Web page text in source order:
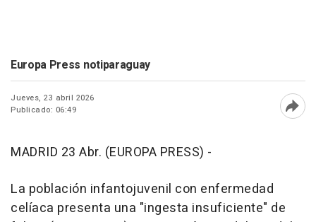
Europa Press notiparaguay
Jueves, 23 abril 2026
Publicado: 06:49
MADRID 23 Abr. (EUROPA PRESS) -
La población infantojuvenil con enfermedad
celíaca presenta una "ingesta insuficiente" de